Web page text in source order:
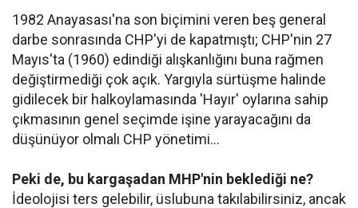
1982 Anayasası'na son biçimini veren beş general
darbe sonrasında CHP'yi de kapatmıştı; CHP'nin 27
Mayıs'ta (1960) edindiği alışkanlığını buna rağmen
değiştirmediği çok açık. Yargıyla sürtüşme halinde
gidilecek bir halkoylamasında 'Hayır' oylarına sahip
çıkmasının genel seçimde işine yarayacağını da
düşünüyor olmalı CHP yönetimi...
Peki de, bu kargaşadan MHP'nin beklediği ne?
İdeolojisi ters gelebilir, üslubuna takılabilirsiniz, ancak